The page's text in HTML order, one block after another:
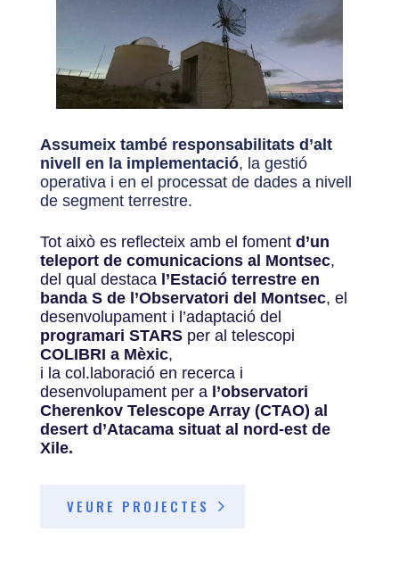
Assumeix també responsabilitats d’alt
nivell en la implementació, la gestió
operativa i en el processat de dades a nivell
de segment terrestre.
Tot això es reflecteix amb el foment d’un
teleport de comunicacions al Montsec,
del qual destaca l’Estació terrestre en
banda S de l’Observatori del Montsec, el
desenvolupament i l’adaptació del
programari STARSper al telescopi
COLIBRI a Mèxic,
i la col.laboració en recerca i
desenvolupament per a l’observatori
Cherenkov Telescope Array (CTAO) al
desert d’Atacama situat al nord-est de
Xile.
VEURE PROJECTES